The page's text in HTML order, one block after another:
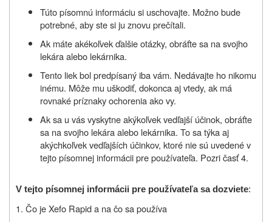
Túto písomnú informáciu si uschovajte. Možno bude
potrebné, aby ste si ju znovu prečítali.
Ak máte akékoľvek ďalšie otázky, obráťte sa na svojho
lekára alebo lekárnika.
Tento liek bol predpísaný iba vám. Nedávajte ho nikomu
inému. Môže mu uškodiť, dokonca aj vtedy, ak má
rovnaké príznaky ochorenia ako vy.
Ak sa u vás vyskytne akýkoľvek vedľajší účinok, obráťte
sa na svojho lekára alebo lekárnika. To sa týka aj
akýchkoľvek vedľajších účinkov, ktoré nie sú uvedené v
tejto písomnej informácii pre používateľa. Pozri časť 4.
V tejto písomnej informácii pre používateľa sa dozviete:
1. Čo je Xefo Rapid a na čo sa používa